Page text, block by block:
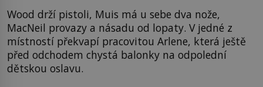
Wood drží pistoli, Muis má u sebe dva nože,
MacNeil provazy a násadu od lopaty. V jedné z
místností překvapí pracovitou Arlene, která ještě
před odchodem chystá balonky na odpolední
dětskou oslavu.